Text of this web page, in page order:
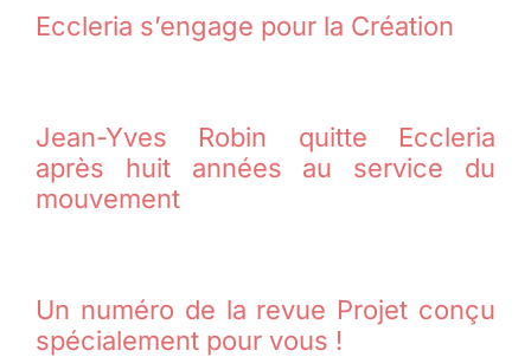
Eccleria s’engage pour la Création
Jean-Yves Robin quitte Eccleria
après huit années au service du
mouvement
Un numéro de la revue Projet conçu
spécialement pour vous !